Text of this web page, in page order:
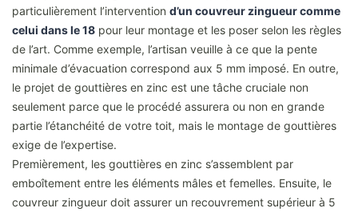
particulièrement l’intervention d’un couvreur zingueur comme
celui dans le 18 pour leur montage et les poser selon les règles
de l’art. Comme exemple, l’artisan veuille à ce que la pente
minimale d’évacuation correspond aux 5 mm imposé. En outre,
le projet de gouttières en zinc est une tâche cruciale non
seulement parce que le procédé assurera ou non en grande
partie l’étanchéité de votre toit, mais le montage de gouttières
exige de l’expertise.
Premièrement, les gouttières en zinc s’assemblent par
emboîtement entre les éléments mâles et femelles. Ensuite, le
couvreur zingueur doit assurer un recouvrement supérieur à 5